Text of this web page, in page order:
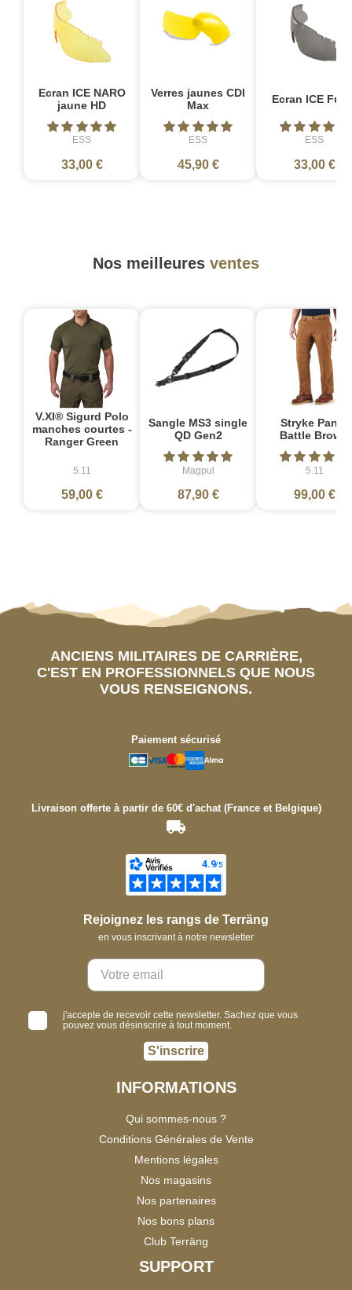
Ecran ICE NARO
jaune HD
ESS
33,00 €
Verres jaunes CDI
Max
ESS
45,90 €
Ecran ICE
ESS
33,00 €
Nos meilleures ventes
V.XI® Sigurd Polo
manches courtes -
Ranger Green
5.11
59,00 €
Sangle MS3 single
QD Gen2
Magpul
87,90 €
Stryke Pant -
Battle Brown
5.11
99,00 €
ANCIENS MILITAIRES DE CARRIÈRE,
C'EST EN PROFESSIONNELS QUE NOUS
VOUS RENSEIGNONS.
Paiement sécurisé
Livraison offerte à partir de 60€ d'achat (France et Belgique)
Rejoignez les rangs de Terräng
en vous inscrivant à notre newsletter
j'accepte de recevoir cette newsletter. Sachez que vous
pouvez vous désinscrire à tout moment.
S'inscrire
INFORMATIONS
Qui sommes-nous ?
Conditions Générales de Vente
Mentions légales
Nos magasins
Nos partenaires
Nos bons plans
Club Terräng
SUPPORT